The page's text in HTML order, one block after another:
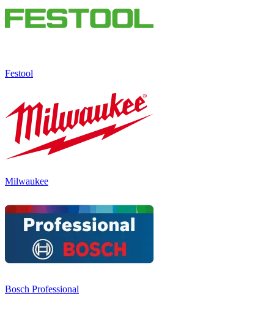
Festool
Milwaukee
Bosch Professional